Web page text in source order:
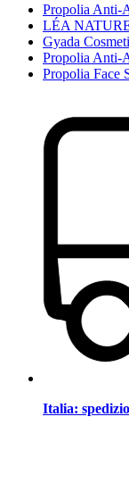
Propolia Anti-
LÉA
Gyada
Propolia Anti-
Propolia Face
Italia: